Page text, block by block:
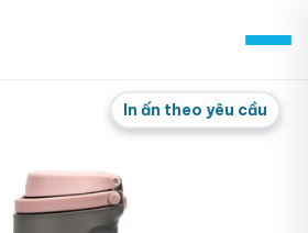
In ấn theo yêu cầu